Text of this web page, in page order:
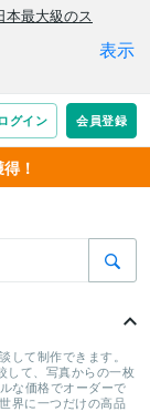
！
て制作できます。
して、写真からの一枚
な価格でオーダーで
界に一つだけの高品